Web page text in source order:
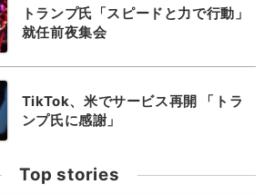
トランプ氏「スピードと力で行動」
就任前夜集会
TikTok、米でサービス再開 「トラ
ンプ氏に感謝」
Top stories